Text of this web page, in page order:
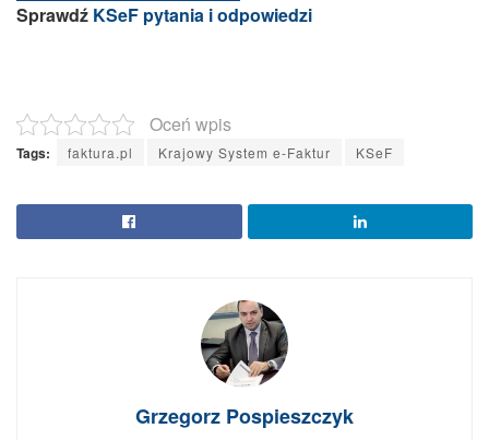
Sprawdź KSeF pytania i odpowiedzi
Oceń wpis
Tags: faktura.pl Krajowy System e-Faktur KSeF
Grzegorz Pospieszczyk